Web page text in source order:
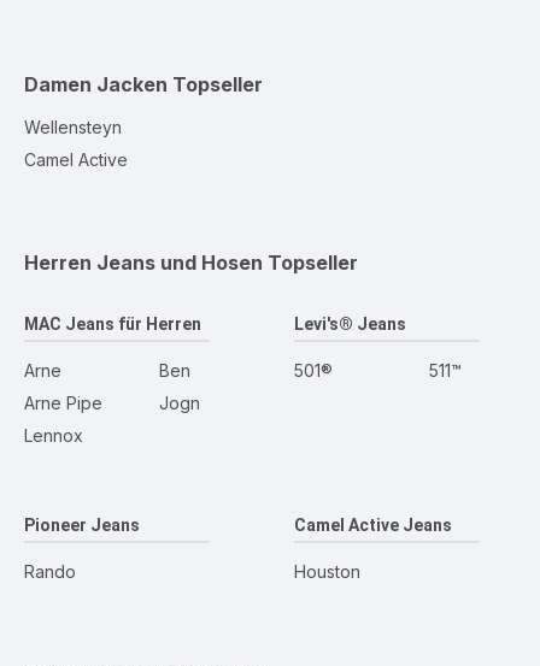
Damen Jacken Topseller
Wellensteyn
Camel Active
Herren Jeans und Hosen Topseller
MAC Jeans für Herren
Arne
Arne Pipe
Lennox
Ben
Jogn
Levi's® Jeans
501® 511™
Pioneer Jeans
Rando
Camel Active Jeans
Houston